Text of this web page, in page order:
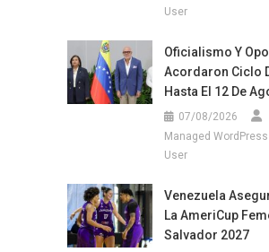
User
Oficialismo Y
Acordaron Ciclo
Hasta El 12 De
07/08/2026
Managed
User
Venezuela
La AmeriCup
Salvador 2027